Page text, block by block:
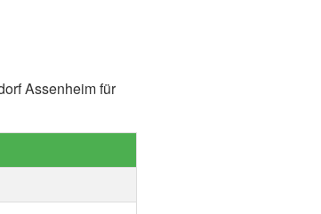
Assenheim für